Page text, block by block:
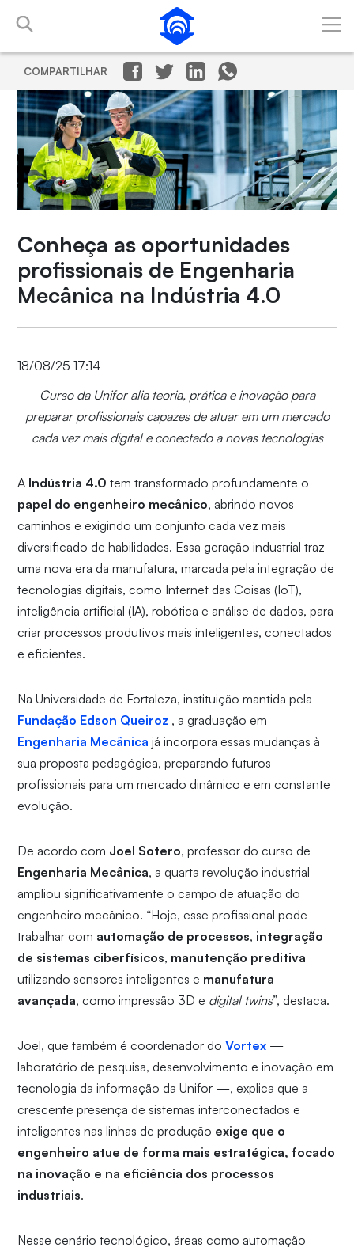
Pular para o Conteúdo principal
COMPARTILHAR
Conheça as oportunidades
profissionais de Engenharia
Mecânica na Indústria 4.0
18/08/25 17:14
Curso da Unifor alia teoria, prática e inovação para
preparar profissionais capazes de atuar em um mercado
cada vez mais digital e conectado a novas tecnologias
A Indústria 4.0 tem transformado profundamente o
papel do engenheiro mecânico, abrindo novos
caminhos e exigindo um conjunto cada vez mais
diversificado de habilidades. Essa geração industrial traz
uma nova era da manufatura, marcada pela integração de
tecnologias digitais, como Internet das Coisas (IoT),
inteligência artificial (IA), robótica e análise de dados, para
criar processos produtivos mais inteligentes, conectados
e eficientes.
Na Universidade de Fortaleza, instituição mantida pela
Fundação Edson Queiroz , a graduação em
Engenharia Mecânica já incorpora essas mudanças à
sua proposta pedagógica, preparando futuros
profissionais para um mercado dinâmico e em constante
evolução.
De acordo com Joel Sotero, professor do curso de
Engenharia Mecânica, a quarta revolução industrial
ampliou significativamente o campo de atuação do
engenheiro mecânico. “Hoje, esse profissional pode
trabalhar com automação de processos, integração
de sistemas ciberfísicos, manutenção preditiva
utilizando sensores inteligentes e manufatura
avançada, como impressão 3D e digital twins”, destaca.
Joel, que também é coordenador doVortex —
laboratório de pesquisa, desenvolvimento e inovação em
tecnologia da informação da Unifor —, explica que a
crescente presença de sistemas interconectados e
inteligentes nas linhas de produção exige que o
engenheiro atue de forma mais estratégica, focado
na inovação e na eficiência dos processos
industriais.
Nesse cenário tecnológico, áreas como automação